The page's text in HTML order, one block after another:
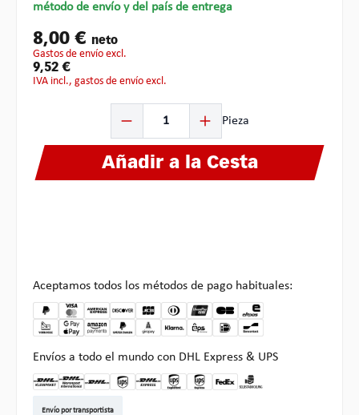
método de envío y del país de entrega
8,00 € neto
gastos de envío excl.
9,52 €
IVA incl., gastos de envío excl.
Pieza
Añadir a la Cesta
Aceptamos todos los métodos de pago habituales:
Envíos a todo el mundo con DHL Express & UPS
Envío por transportista